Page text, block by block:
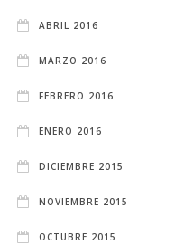
ABRIL 2016
MARZO 2016
FEBRERO 2016
ENERO 2016
DICIEMBRE 2015
NOVIEMBRE 2015
OCTUBRE 2015